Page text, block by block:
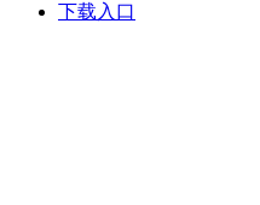
下载入口